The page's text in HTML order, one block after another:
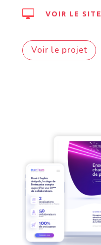
 VOIR LE SITE
Voir le projet